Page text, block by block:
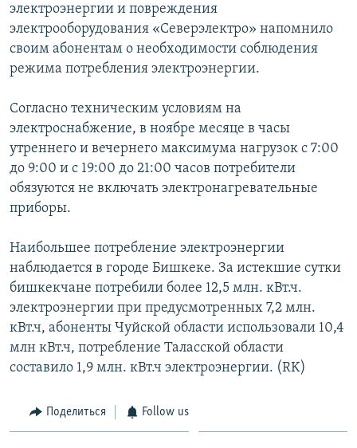
поискуЎЗБЕКЧА
ТОҶИКӢ
TÜRKMENÇE
Все сайты РСЕ/РС
электроэнергии и повреждения
электрооборудования «Северэлектро» напомнило
своим абонентам о необходимости соблюдения
режима потребления электроэнергии.
Согласно техническим условиям на
электроснабжение, в ноябре месяце в часы
утреннего и вечернего максимума нагрузок с 7:00
до 9:00 и с 19:00 до 21:00 часов потребители
обязуются не включать электронагревательные
приборы.
Наибольшее потребление электроэнергии
наблюдается в городе Бишкеке. За истекшие сутки
бишкекчане потребили более 12,5 млн. кВт.ч.
электроэнергии при предусмотренных 7,2 млн.
кВт.ч, абоненты Чуйской области использовали 10,4
млн кВт.ч, потребление Таласской области
составило 1,9 млн. кВт.ч электроэнергии. (RK)
Поделиться Follow us